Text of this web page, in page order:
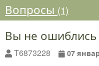
Вопросы (1)
Вы не ошиблись
T6873228 07